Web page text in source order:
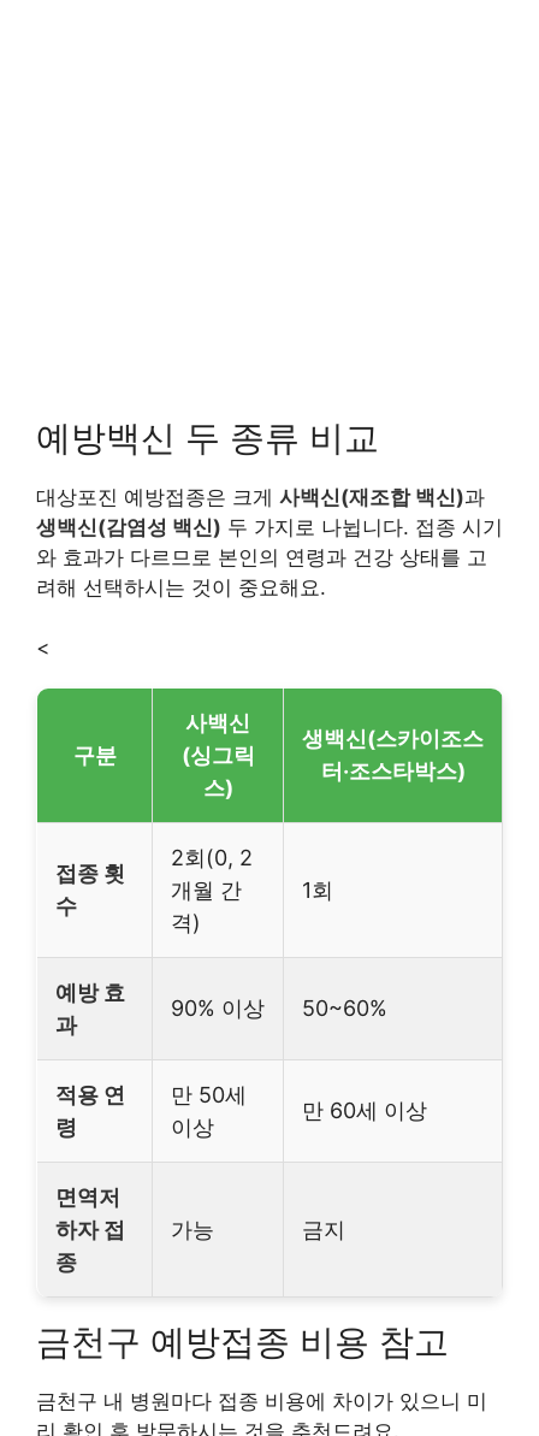
예방백신 두 종류 비교
대상포진 예방접종은 크게 사백신(재조합 백신)과
생백신(감염성 백신) 두 가지로 나뉩니다. 접종 시기
와 효과가 다르므로 본인의 연령과 건강 상태를 고
려해 선택하시는 것이 중요해요.
<
구분
사백신
(싱그릭
스)
생백신(스카이조스
터·조스타박스)
접종 횟
수
2회(0, 2
개월 간
격)
1회
예방 효
과
90% 이상 50~60%
적용 연
령
만 50세
이상
만 60세 이상
면역저
하자 접
종
가능 금지
금천구 예방접종 비용 참고
금천구 내 병원마다 접종 비용에 차이가 있으니 미